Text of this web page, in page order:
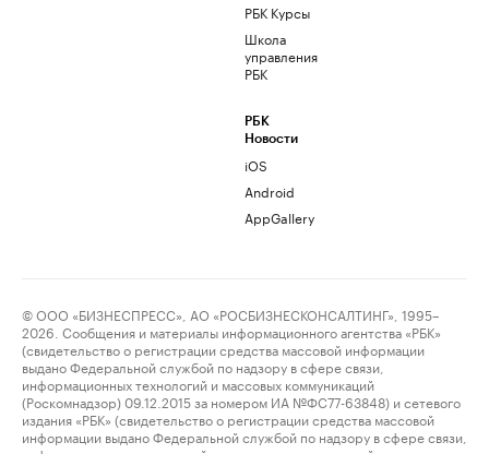
РБК Курсы
Школа
управления
РБК
РБК
Новости
iOS
Android
AppGallery
© ООО «БИЗНЕСПРЕСС», АО «РОСБИЗНЕСКОНСАЛТИНГ», 1995–
2026. Сообщения и материалы информационного агентства «РБК»
(свидетельство о регистрации средства массовой информации
выдано Федеральной службой по надзору в сфере связи,
информационных технологий и массовых коммуникаций
(Роскомнадзор) 09.12.2015 за номером ИА №ФС77-63848) и сетевого
издания «РБК» (свидетельство о регистрации средства массовой
информации выдано Федеральной службой по надзору в сфере связи,